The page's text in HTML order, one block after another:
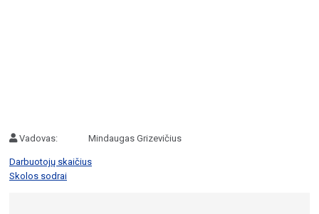
Vadovas: Mindaugas Grizevičius
Darbuotojų skaičius
Skolos sodrai